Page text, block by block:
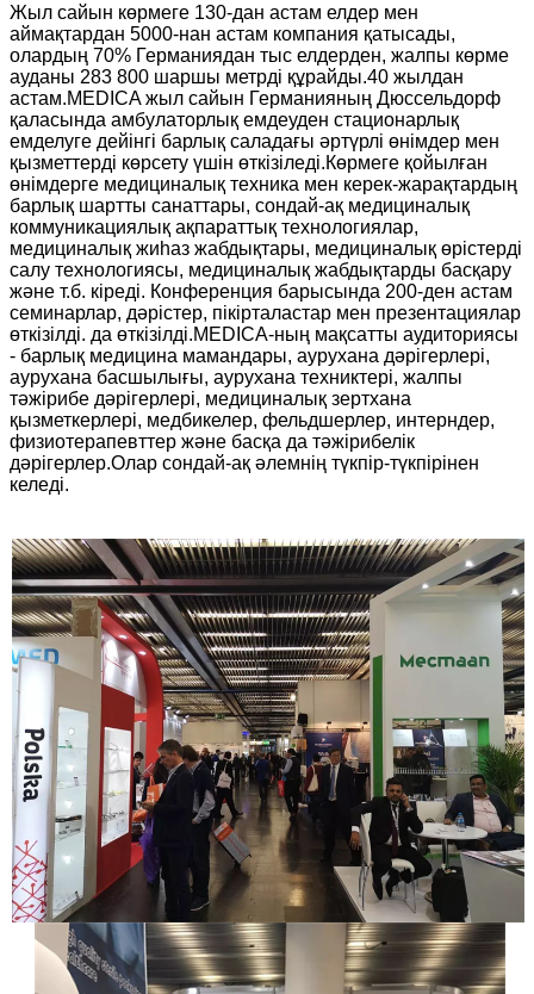
Жыл сайын көрмеге 130-дан астам елдер мен
аймақтардан 5000-нан астам компания қатысады,
олардың 70% Германиядан тыс елдерден, жалпы көрме
ауданы 283 800 шаршы метрді құрайды.40 жылдан
астам.MEDICA жыл сайын Германияның Дюссельдорф
қаласында амбулаторлық емдеуден стационарлық
емделуге дейінгі барлық саладағы әртүрлі өнімдер мен
қызметтерді көрсету үшін өткізіледі.Көрмеге қойылған
өнімдерге медициналық техника мен керек-жарақтардың
барлық шартты санаттары, сондай-ақ медициналық
коммуникациялық ақпараттық технологиялар,
медициналық жиһаз жабдықтары, медициналық өрістерді
салу технологиясы, медициналық жабдықтарды басқару
және т.б. кіреді. Конференция барысында 200-ден астам
семинарлар, дәрістер, пікірталастар мен презентациялар
өткізілді. да өткізілді.MEDICA-ның мақсатты аудиториясы
- барлық медицина мамандары, аурухана дәрігерлері,
аурухана басшылығы, аурухана техниктері, жалпы
тәжірибе дәрігерлері, медициналық зертхана
қызметкерлері, медбикелер, фельдшерлер, интерндер,
физиотерапевттер және басқа да тәжірибелік
дәрігерлер.Олар сондай-ақ әлемнің түкпір-түкпірінен
келеді.